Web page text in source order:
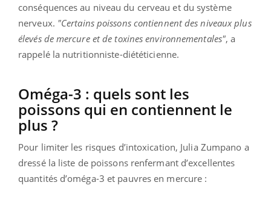
conséquences au niveau du cerveau et du système
nerveux. "Certains poissons contiennent des niveaux plus
élevés de mercure et de toxines environnementales", a
rappelé la nutritionniste-diététicienne.
Oméga-3 : quels sont les
poissons qui en contiennent le
plus ?
Pour limiter les risques d’intoxication, Julia Zumpano a
dressé la liste de poissons renfermant d’excellentes
quantités d’oméga-3 et pauvres en mercure :